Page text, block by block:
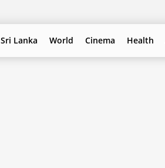
Sri Lanka World Cinema Health